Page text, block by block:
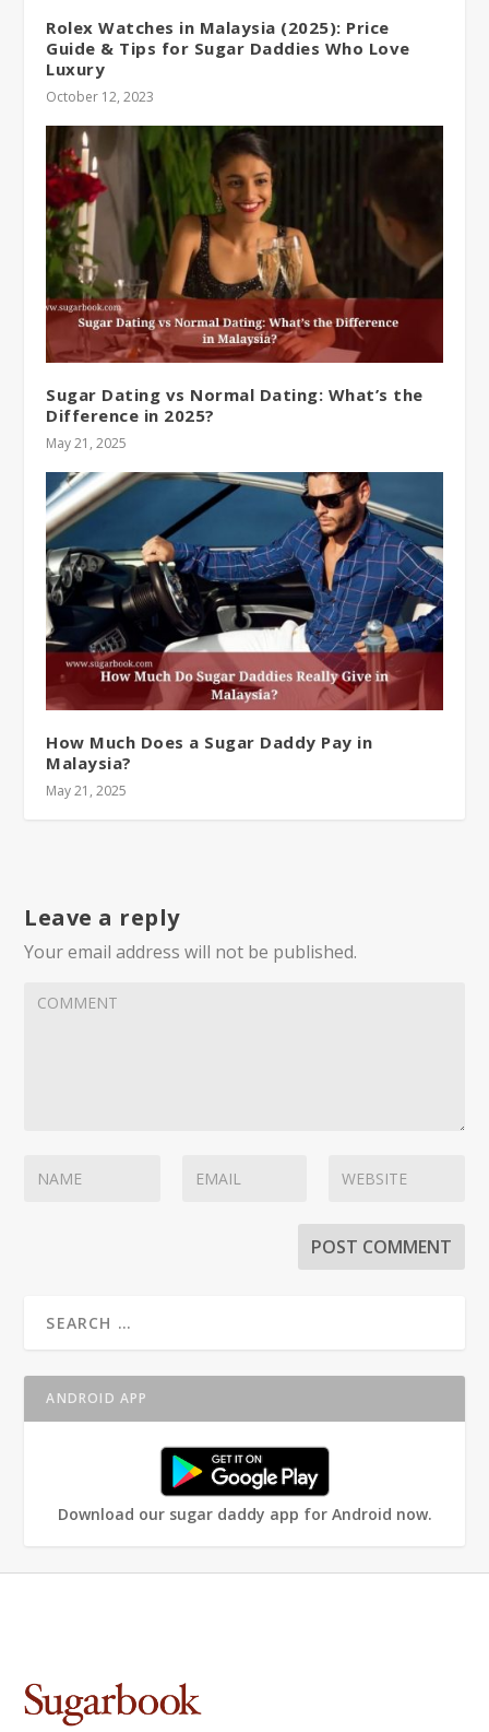
Rolex Watches in Malaysia (2025): Price
Guide & Tips for Sugar Daddies Who Love
Luxury
October 12, 2023
Sugar Dating vs Normal Dating: What’s the
Difference in 2025?
May 21, 2025
How Much Does a Sugar Daddy Pay in
Malaysia?
May 21, 2025
Leave a reply
Your email address will not be published.
ANDROID APP
Download our sugar daddy app for Android now.